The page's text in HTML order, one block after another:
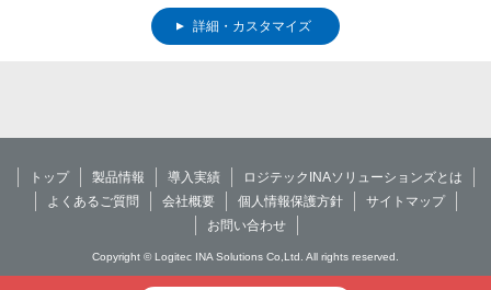
詳細・カスタマイズ
トップ 製品情報 導入実績
ロジテックINAソリューションズとは
よくあるご質問
会社概要 個人情報保護方針
サイトマップ
お問い合わせ
Copyright © Logitec INA Solutions Co,Ltd. All rights reserved.